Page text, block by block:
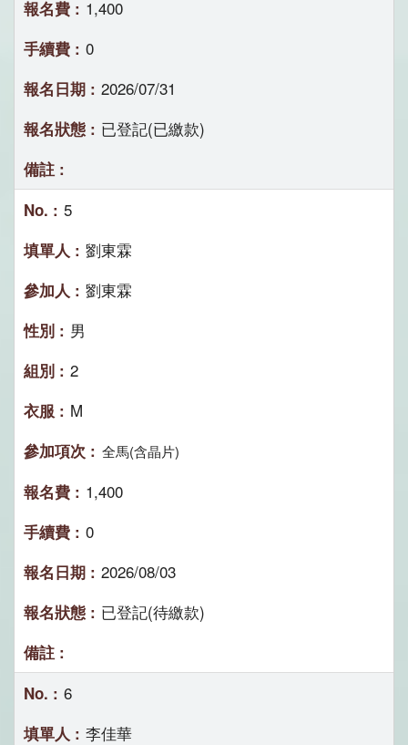
1,400
0
2026/07/31
已登記(已繳款)
5
劉東霖
劉東霖
男
2
M
全馬(含晶片)
1,400
0
2026/08/03
已登記(待繳款)
6
李佳華